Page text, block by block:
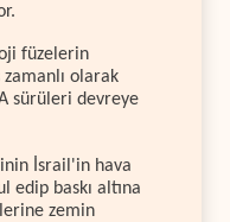
füzelerin
zamanlı olarak
sürüleri devreye
İsrail'in hava
edip baskı altına
zemin